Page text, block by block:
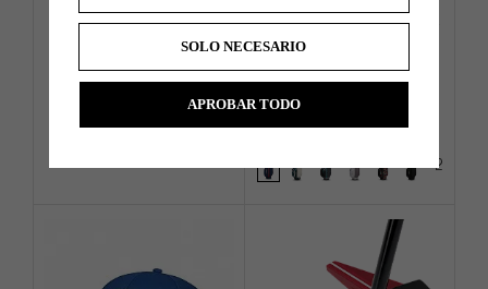
Motocaddy M7 GPS Remote
Info Compra
Ogio ALL Elements Silencer -
Info Compra
+2
SOLO NECESARIO
APROBAR TODO